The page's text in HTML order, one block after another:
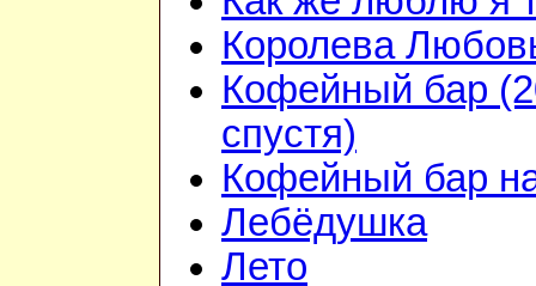
Королева
Кофейный бар
спустя)
Кофейный бар
Лебёдушка
Лето